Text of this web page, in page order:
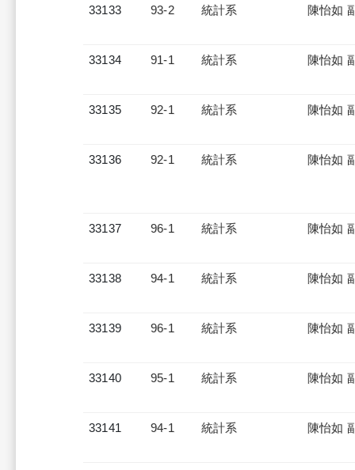
33133 93-2 統計系 陳怡如
33134 91-1 統計系 陳怡如
33135 92-1 統計系 陳怡如
33136 92-1 統計系 陳怡如
33137 96-1 統計系 陳怡如
33138 94-1 統計系 陳怡如
33139 96-1 統計系 陳怡如
33140 95-1 統計系 陳怡如
33141 94-1 統計系 陳怡如